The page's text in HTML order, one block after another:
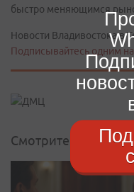
быстро меняющимся
Новости Владивостока в
Подписывайтесь одним
Смотрите также